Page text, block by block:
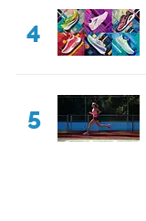
4
5